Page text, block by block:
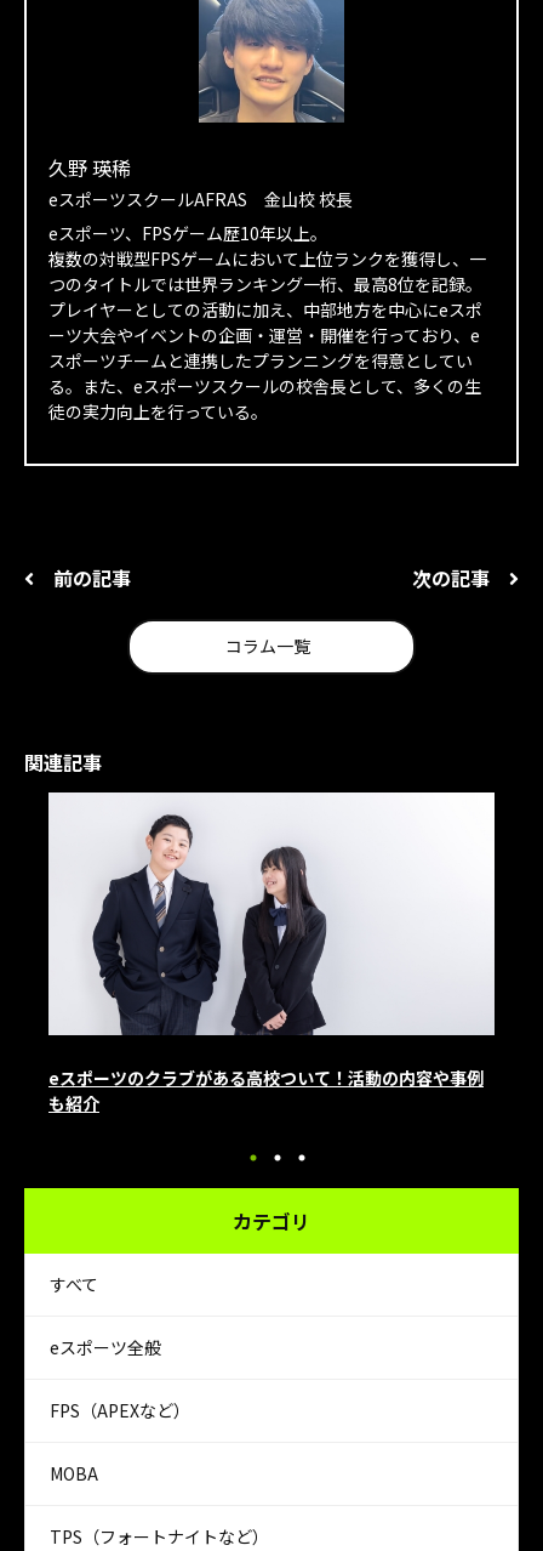
久野 瑛稀
eスポーツスクールAFRAS 金山校 校長
eスポーツ、FPSゲーム歴10年以上。
複数の対戦型FPSゲームにおいて上位ランクを獲得し、一
つのタイトルでは世界ランキング一桁、最高8位を記録。
プレイヤーとしての活動に加え、中部地方を中心にeスポ
ーツ大会やイベントの企画・運営・開催を行っており、e
スポーツチームと連携したプランニングを得意としてい
る。また、eスポーツスクールの校舎長として、多くの生
徒の実力向上を行っている。
前の記事 次の記事
コラム一覧
関連記事
eスポーツのクラブがある高校ついて！活動の内容や事例
も紹介
カテゴリ
すべて
eスポーツ全般
FPS（APEXなど）
MOBA
TPS（フォートナイトなど）